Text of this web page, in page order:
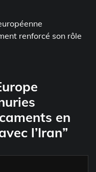
renforcé son rôle
en
l’Iran”